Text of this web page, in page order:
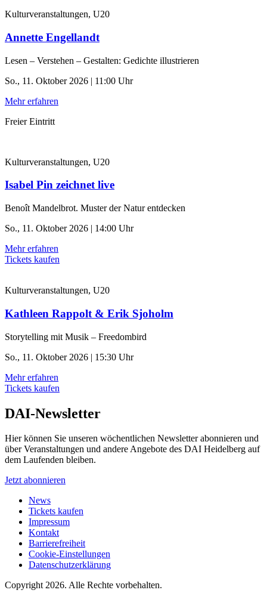
Kulturveranstaltungen, U20
Annette Engellandt
Lesen – Verstehen – Gestalten: Gedichte illustrieren
So., 11. Oktober 2026 | 11:00 Uhr
Mehr erfahren
Freier Eintritt
Kulturveranstaltungen, U20
Isabel Pin zeichnet live
Benoît Mandelbrot. Muster der Natur entdecken
So., 11. Oktober 2026 | 14:00 Uhr
Mehr erfahren
Tickets kaufen
Kulturveranstaltungen, U20
Kathleen Rappolt & Erik Sjoholm
Storytelling mit Musik – Freedombird
So., 11. Oktober 2026 | 15:30 Uhr
Mehr erfahren
Tickets kaufen
DAI-Newsletter
Hier können Sie unseren wöchentlichen Newsletter abonnieren und
über Veranstaltungen und andere Angebote des DAI Heidelberg auf
dem Laufenden bleiben.
Jetzt abonnieren
News
Tickets kaufen
Impressum
Kontakt
Barrierefreiheit
Cookie-Einstellungen
Datenschutzerklärung
Copyright 2026. Alle Rechte vorbehalten.